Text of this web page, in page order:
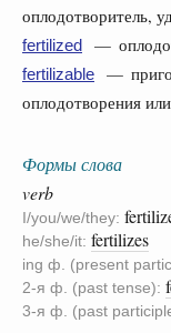
оплодотворитель,
fertilized —
fertilizable
—
оплодотворения
Формы слова
verb
I/you/we/they:
he/she/it: fertilizes
ing ф. (present
2-я ф. (past tense):
3-я ф. (past